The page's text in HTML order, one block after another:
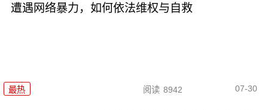
遭遇网络暴力，如何依法维权与自救
最热 阅读 8942 07-30